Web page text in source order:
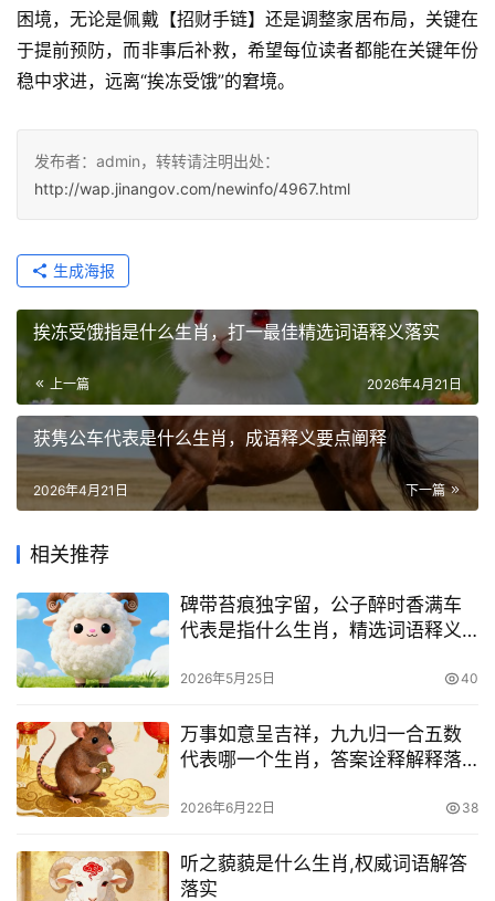
困境，无论是佩戴【招财手链】还是调整家居布局，关键在
于提前预防，而非事后补救，希望每位读者都能在关键年份
稳中求进，远离“挨冻受饿”的窘境。
发布者：admin，转转请注明出处：
http://wap.jinangov.com/newinfo/4967.html
生成海报
挨冻受饿指是什么生肖，打一最佳精选词语释义落实
上一篇 2026年4月21日
获隽公车代表是什么生肖，成语释义要点阐释
下一篇
2026年4月21日
相关推荐
碑带苔痕独字留，公子醉时香满车
代表是指什么生肖，精选词语释义
2026年5月25日 40
万事如意呈吉祥，九九归一合五数
代表哪一个生肖，答案诠释解释落
2026年6月22日 38
听之藐藐是什么生肖,权威词语解答
落实